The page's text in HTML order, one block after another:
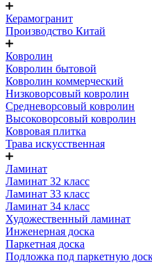
Керамогранит
Производство Китай
Ковролин
Ковролин бытовой
Ковролин коммерческий
Низковорсовый ковролин
Средневорсовый ковролин
Высоковорсовый ковролин
Ковровая плитка
Трава искусственная
Ламинат
Ламинат 32 класс
Ламинат 33 класс
Ламинат 34 класс
Художественный ламинат
Инженерная доска
Паркетная доска
Подложка под паркетную